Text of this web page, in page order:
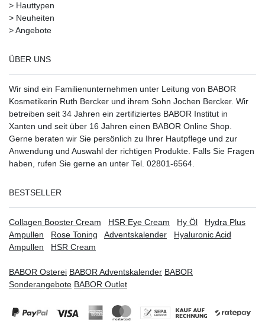
> Hauttypen
> Neuheiten
>Angebote
ÜBER UNS
Wir sind ein Familienunternehmen unter Leitung von BABOR
Kosmetikerin Ruth Bercker und ihrem Sohn Jochen Bercker. Wir
betreiben seit 34 Jahren ein zertifiziertes BABOR Institut in
Xanten und seit über 16 Jahren einen BABOR Online Shop.
Gerne beraten wir Sie persönlich zu Ihrer Hautpflege und zur
Anwendung und Auswahl der richtigen Produkte. Falls Sie Fragen
haben, rufen Sie gerne an unter Tel. 02801-6564.
BESTSELLER
Collagen Booster Cream HSR Eye Cream Hy Öl
Hydra Plus
Ampullen
Rose Toning Adventskalender
Hyaluronic Acid
Ampullen
HSR Cream
BABOR Osterei BABOR Adventskalender BABOR
Sonderangebote BABOR Outlet